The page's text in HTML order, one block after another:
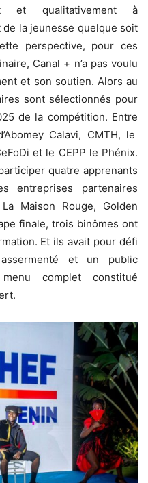
et qualitativement à
de la jeunesse quelque soit
perspective, pour ces
Canal + n’a pas voulu
et son soutien. Alors au
sont sélectionnés pour
de la compétition. Entre
Calavi, CMTH, le
et le CEPP le Phénix.
quatre apprenants
entreprises partenaires
Maison Rouge, Golden
finale, trois binômes ont
Et ils avait pour défi
et un public
complet constitué